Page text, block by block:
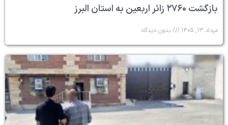
بازگشت ۲۷۶۰ زائر اربعین به استان البرز
مرداد ۱۳, ۱۴۰۵ بدون دیدگاه